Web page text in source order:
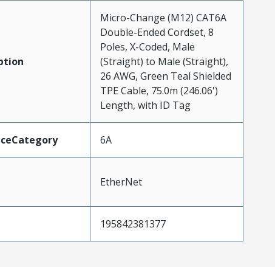
Micro-Change (M12) CAT6A
Double-Ended Cordset, 8
Poles, X-Coded, Male
(Straight) to Male (Straight),
26 AWG, Green Teal Shielded
TPE Cable, 75.0m (246.06')
Length, with ID Tag
6A
EtherNet
195842381377